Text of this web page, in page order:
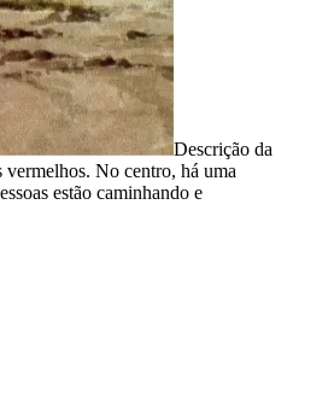
Descrição da
vermelhos. No centro, há uma
estão caminhando e